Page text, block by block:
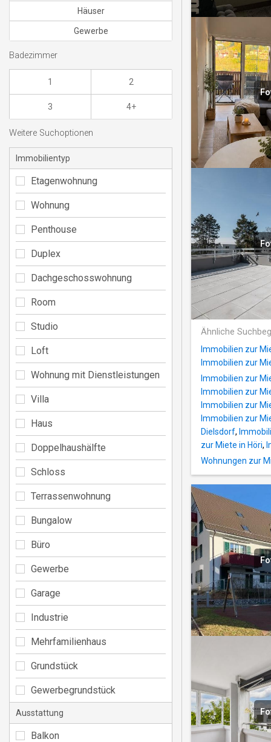
Ähnliche
Immobilien zur
Immobilien zur
Immobilien zur
Immobilien zur
Immobilien zur
Immobilien zur
Dielsdorf,
zur Miete in Höri,
Wohnungen zur
Häuser
Gewerbe
Badezimmer
1 2
3 4+
Weitere Suchoptionen
Immobilientyp
Etagenwohnung
Wohnung
Penthouse
Duplex
Dachgeschosswohnung
Room
Studio
Loft
Wohnung mit Dienstleistungen
Villa
Haus
Doppelhaushälfte
Schloss
Terrassenwohnung
Bungalow
Büro
Gewerbe
Garage
Industrie
Mehrfamilienhaus
Grundstück
Gewerbegrundstück
Ausstattung
Balkon